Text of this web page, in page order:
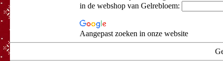
in de webshop van Gelrebloem:
Aangepast zoeken in onze website